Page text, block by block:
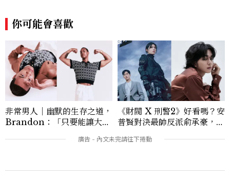
你可能會喜歡
非常男人｜幽默的生存之道，
Brandon：「只要能讓大家
讓敵人成為朋友。」
《財閥 X 刑警2》好看嗎？安
普賢對決最帥反派俞承豪，鄭
卡，用錢輾壓罪犯的陳利手回